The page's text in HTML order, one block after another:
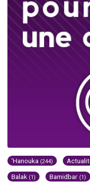
'Hanouka (244)
Balak (1) Bamidbar (1)